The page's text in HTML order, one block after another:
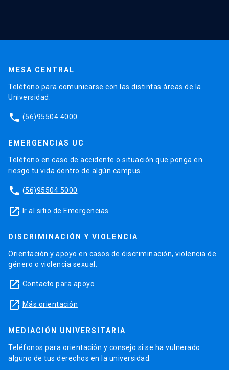
MESA CENTRAL
Teléfono para comunicarse con las distintas áreas de la
Universidad.
phone (56)95504 4000
EMERGENCIAS UC
Teléfono en caso de accidente o situación que ponga en
riesgo tu vida dentro de algún campus.
phone (56)95504 5000
launch Ir al sitio de Emergencias
DISCRIMINACIÓN Y VIOLENCIA
Orientación y apoyo en casos de discriminación, violencia de
género o violencia sexual.
launch Contacto para apoyo
launch Más orientación
MEDIACIÓN UNIVERSITARIA
Teléfonos para orientación y consejo si se ha vulnerado
alguno de tus derechos en la universidad.